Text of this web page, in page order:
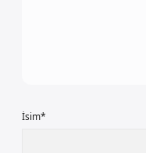
İsim*